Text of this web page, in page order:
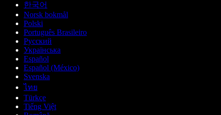
한국어
Norsk bokmål
Polski
Português Brasileiro
Русский
Українська
Español
Español (México)
Svenska
ไทย
Türkçe
Tiếng Việt